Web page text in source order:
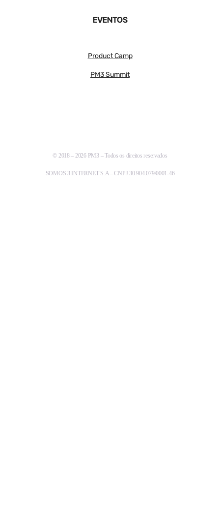
EVENTOS
Product Camp
PM3 Summit
© 2018 – 2026 PM3 – Todos os direitos reservados
SOMOS 3 INTERNET S.A – CNPJ 30.904.079/0001-46